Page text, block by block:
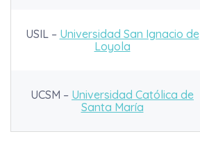
USIL – Universidad San Ignacio de
Loyola
UCSM – Universidad Católica de
Santa María